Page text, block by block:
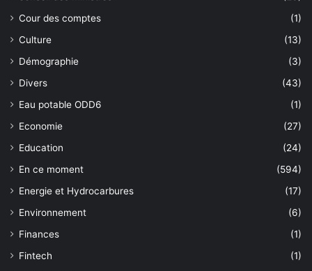
Cour des comptes
(1)
Culture
(13)
Démographie
(3)
Divers
(43)
Eau potable ODD6
(1)
Economie
(27)
Education
(24)
En ce moment
(594)
Energie et Hydrocarbures
(17)
Environnement
(6)
Finances
(1)
Fintech
(1)